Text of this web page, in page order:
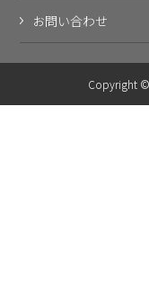
お問い合わせ
Copyright ©